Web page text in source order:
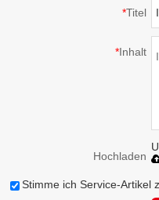
*Titel
*Inhalt
Hochladen
Stimme ich Service-Artikel